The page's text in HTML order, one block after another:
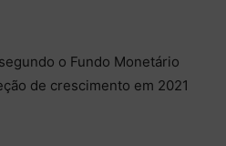
o Fundo Monetário
de crescimento em 2021